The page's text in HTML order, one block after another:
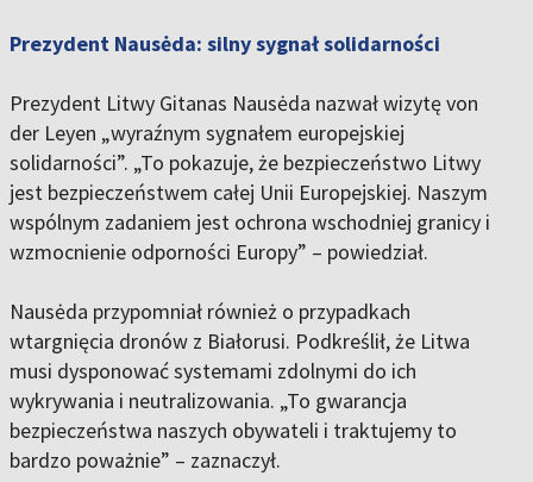
Prezydent Nausėda: silny sygnał solidarności
Prezydent Litwy Gitanas Nausėda nazwał wizytę von
der Leyen „wyraźnym sygnałem europejskiej
solidarności”. „To pokazuje, że bezpieczeństwo Litwy
jest bezpieczeństwem całej Unii Europejskiej. Naszym
wspólnym zadaniem jest ochrona wschodniej granicy i
wzmocnienie odporności Europy” – powiedział.
Nausėda przypomniał również o przypadkach
wtargnięcia dronów z Białorusi. Podkreślił, że Litwa
musi dysponować systemami zdolnymi do ich
wykrywania i neutralizowania. „To gwarancja
bezpieczeństwa naszych obywateli i traktujemy to
bardzo poważnie” – zaznaczył.